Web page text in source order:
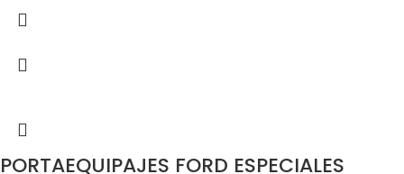
PORTAEQUIPAJES FORD ESPECIALES